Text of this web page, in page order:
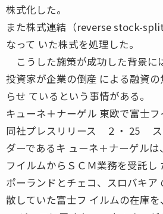
株式化した。
また株式連結（reverse stock-
なって いた株式を処理した。
こうした施策が成功した背景に
投資家が企業の倒産 による融資
らせ ているという事情がある。
キューネ＋ナーゲル 東欧で富士
同社プレスリリース ２・ 25 ス
ダーであるキ ューネ＋ナーゲル
フイルムからＳＣＭ業務を受託し
ポーランドとチェコ、スロバキア
散していた富士フ イルムの在庫